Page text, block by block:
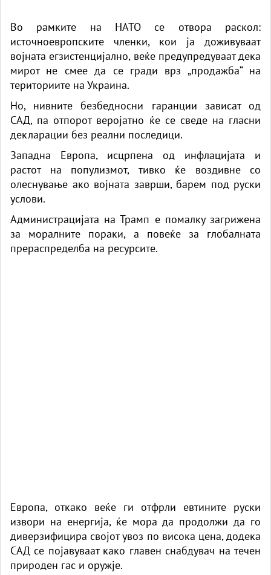
Во рамките на НАТО се отвора раскол:
источноевропските членки, кои ја доживуваат
војната егзистенцијално, веќе предупредуваат дека
мирот не смее да се гради врз „продажба“ на
териториите на Украина.
Но, нивните безбедносни гаранции зависат од
САД, па отпорот веројатно ќе се сведе на гласни
декларации без реални последици.
Западна Европа, исцрпена од инфлацијата и
растот на популизмот, тивко ќе воздивне со
олеснување ако војната заврши, барем под руски
услови.
Администрацијата на Трамп е помалку загрижена
за моралните пораки, а повеќе за глобалната
прераспределба на ресурсите.
Европа, откако веќе ги отфрли евтините руски
извори на енергија, ќе мора да продолжи да го
диверзифицира својот увоз по висока цена, додека
САД се појавуваат како главен снабдувач на течен
природен гас и оружје.